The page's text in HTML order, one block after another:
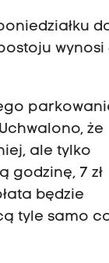
wynosi
że
ale tylko
godzinę, 7 zł
będzie
tyle samo